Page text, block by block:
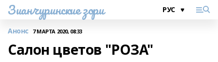
Зианчуринские зори
Анонс 7 МАРТА 2020, 08:33
Салон цветов "РОЗА"